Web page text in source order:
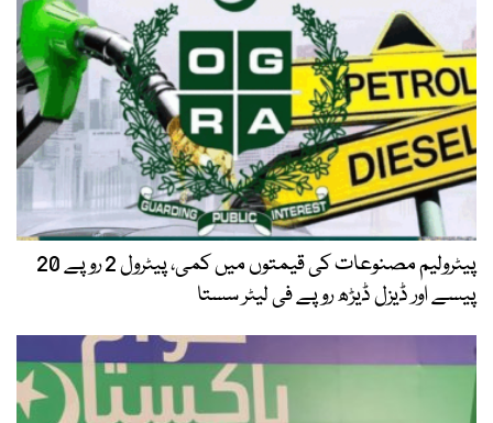
پیٹرولیم مصنوعات کی قیمتوں میں کمی، پیٹرول 2 روپے 20
پیسے اور ڈیزل ڈیڑھ روپے فی لیٹر سستا